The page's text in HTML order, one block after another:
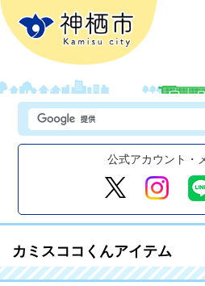
公式アカウント・
カミスココくんアイテム